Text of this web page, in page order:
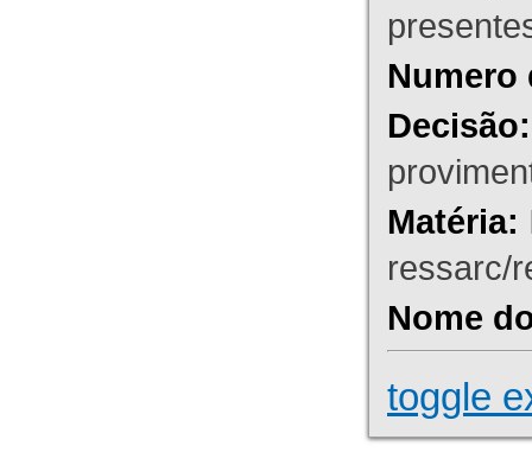
Numero
Decisão:
Matéria:
ressarc/
Nome
toggle